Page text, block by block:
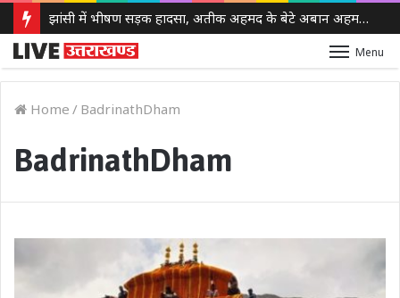
झांसी में भीषण सड़क हादसा, अतीक अहमद के बेटे अबान अहमद की मौत, एक साथी की भी गई जान
Menu
Home / BadrinathDham
BadrinathDham